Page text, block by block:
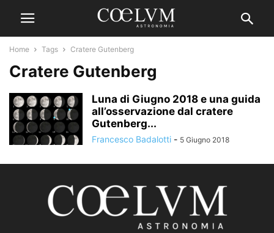
Home Tags Cratere Gutenberg
Cratere Gutenberg
Luna di Giugno 2018 e una guida
all’osservazione dal cratere
Gutenberg...
Francesco Badalotti - 5 Giugno 2018